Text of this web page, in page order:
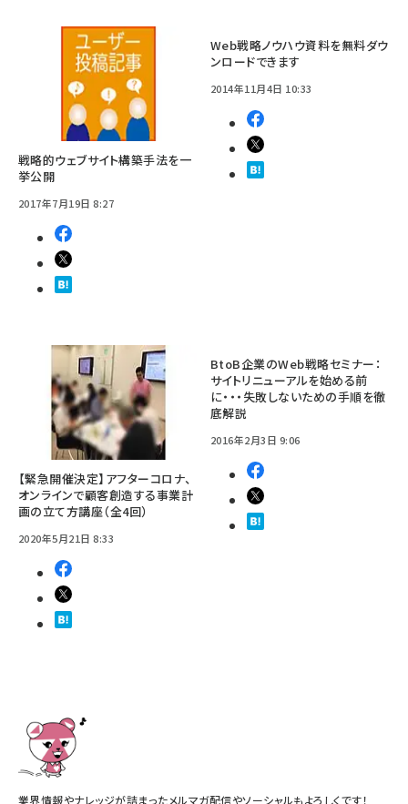
戦略的ウェブサイト構築手法を一
挙公開
2017年7月19日 8:27
Web戦略ノウハウ資料を無料ダウ
ンロードできます
2014年11月4日 10:33
【緊急開催決定】アフターコロナ、
オンラインで顧客創造する事業計
画の立て方講座（全4回）
2020年5月21日 8:33
BtoB企業のWeb戦略セミナー：
サイトリニューアルを始める前
に・・・失敗しないための手順を徹
底解説
2016年2月3日 9:06
業界情報やナレッジが詰まったメルマガ配信やソーシャルもよろしくです！